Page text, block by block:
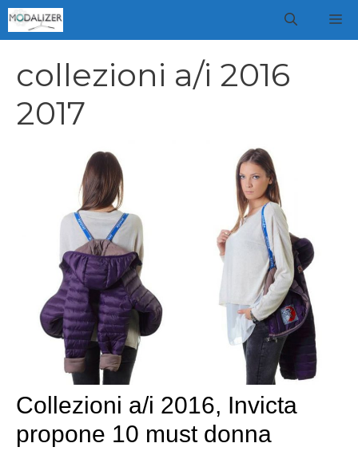
Vai
al
collezioni a/i 2016
2017
Collezioni a/i 2016, Invicta
propone 10 must donna